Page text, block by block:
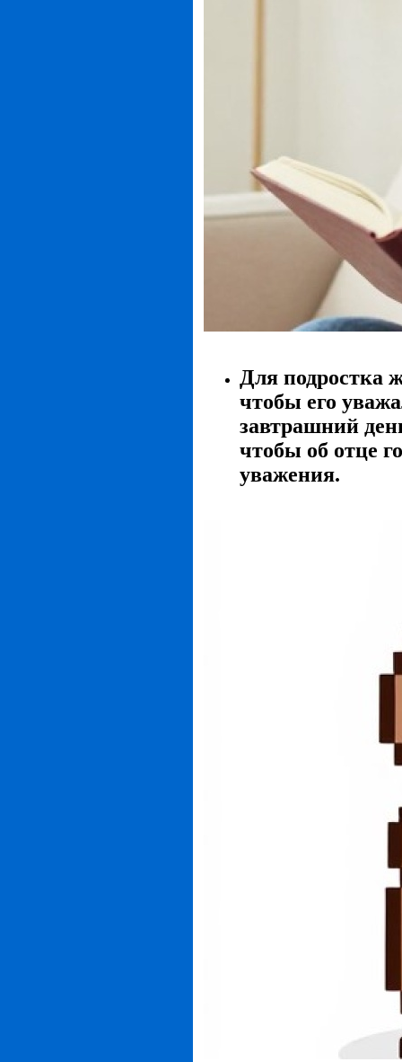
Для подростка
чтобы его
завтрашний
чтобы об отце
уважения.